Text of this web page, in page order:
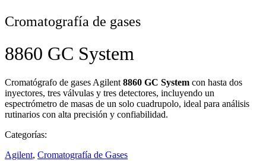
Cromatografía de gases
8860 GC System
Cromatógrafo de gases Agilent 8860 GC System con hasta dos
inyectores, tres válvulas y tres detectores, incluyendo un
espectrómetro de masas de un solo cuadrupolo, ideal para análisis
rutinarios con alta precisión y confiabilidad.
Categorías:
Agilent, Cromatografía de Gases